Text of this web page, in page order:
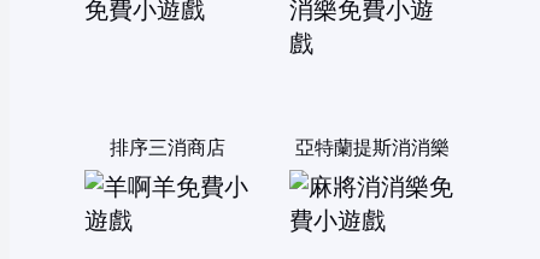
排序三消商店 亞特蘭提斯消消樂